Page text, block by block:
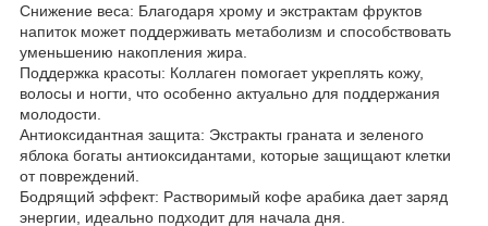
Снижение веса: Благодаря хрому и экстрактам фруктов
напиток может поддерживать метаболизм и способствовать
уменьшению накопления жира.
Поддержка красоты: Коллаген помогает укреплять кожу,
волосы и ногти, что особенно актуально для поддержания
молодости.
Антиоксидантная защита: Экстракты граната и зеленого
яблока богаты антиоксидантами, которые защищают клетки
от повреждений.
Бодрящий эффект: Растворимый кофе арабика дает заряд
энергии, идеально подходит для начала дня.